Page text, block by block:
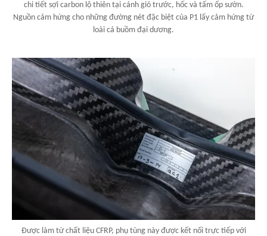
chi tiết sợi carbon lộ thiên tại cánh gió trước, hốc và tấm ốp sườn.
Nguồn cảm hứng cho những đường nét đặc biệt của P1 lấy cảm hứng từ
loài cá buồm đại dương.
Được làm từ chất liệu CFRP, phụ tùng này được kết nối trực tiếp với